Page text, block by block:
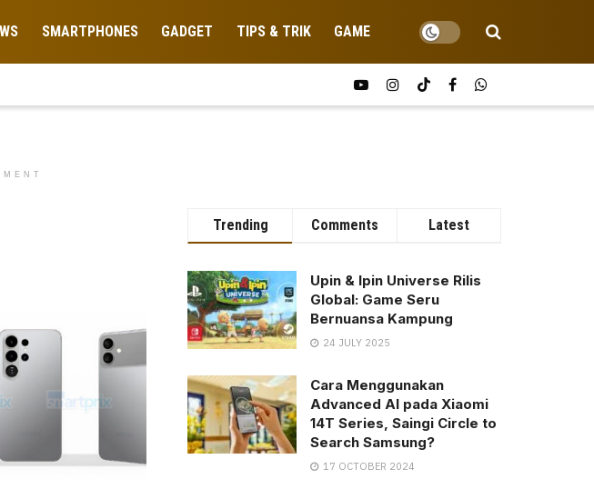
SMARTPHONES GADGET TIPS & TRIK GAME
Trending Comments Latest
Upin & Ipin Universe Rilis
Global: Game Seru
Bernuansa Kampung
24 JULY 2025
Cara Menggunakan
Advanced AI pada Xiaomi
14T Series, Saingi Circle to
Search Samsung?
17 OCTOBER 2024